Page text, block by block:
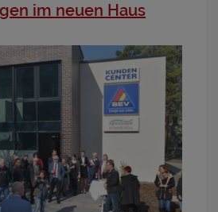
im neuen Haus